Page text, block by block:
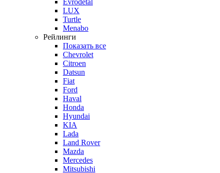
LUX
Turtle
Menabo
Рейлинги
Показать все
Chevrolet
Citroen
Datsun
Fiat
Ford
Haval
Honda
Hyundai
KIA
Lada
Land Rover
Mazda
Mercedes
Mitsubishi